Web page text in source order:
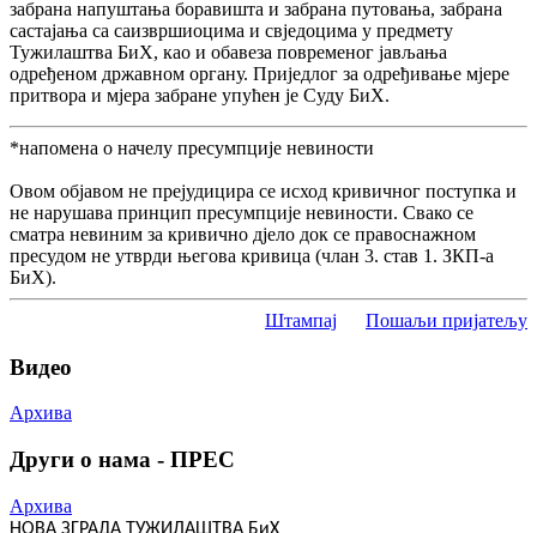
забрана напуштања боравишта и забрана путовања, забрана
састајања са саизвршиоцима и свједоцима у предмету
Тужилаштва БиХ, као и обавеза повременог јављања
одређеном државном органу. Приједлог за одређивање мјере
притвора и мјера забране упућен је Суду БиХ.
*напомена о начелу пресумпције невиности
Овом објавом не прејудицира се исход кривичног поступка и
не нарушава принцип пресумпције невиности. Свако се
сматра невиним за кривично дјело док се правоснажном
пресудом не утврди његова кривица (члан 3. став 1. ЗКП-а
БиХ).
Штампај Пошаљи пријатељу
Видео
Архива
Други о нама - ПРЕС
Архива
НОВА ЗГРАДА ТУЖИЛАШТВА БиХ